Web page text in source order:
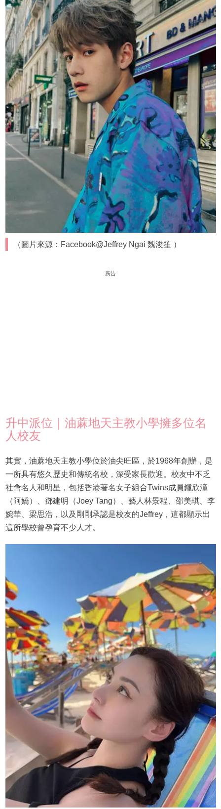
（圖片來源：Facebook@Jeffrey Ngai 魏浚笙 ）
廣告
升中派位｜油蔴地天主教小學擁多位名
人校友
其實，油蔴地天主教小學位於油尖旺區，於1968年創辦，是
一所具有悠久歷史和傳統名校，深受家長歡迎。校友中不乏
社會名人和明星，包括香港著名女子組合Twins成員鍾欣潼
（阿嬌）、鄧建明（Joey Tang）、藝人林景程、邵美琪、李
婉華、梁思浩，以及剛剛承認是校友的Jeffrey，這都顯示出
這所學校曾孕育不少人才。